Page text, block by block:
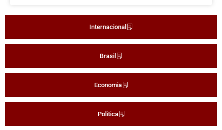
Internacional
Brasil
Economia
Politica